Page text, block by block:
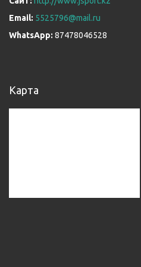
5525796@mail.ru
87478046528
Карта